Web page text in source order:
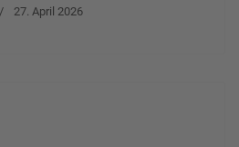
27. April 2026